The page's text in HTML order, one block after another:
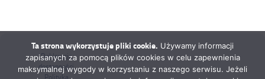
Deklaracja
dostępności
Polityka
Ta strona wykorzystuje pliki cookie. Używamy informacji
zapisanych za pomocą plików cookies w celu zapewnienia
maksymalnej wygody w korzystaniu z naszego serwisu. Jeżeli